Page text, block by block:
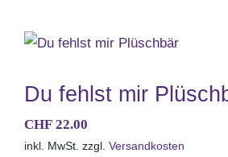
Du fehlst mir
CHF22.00
inkl. MwSt. zzgl. Versandkosten